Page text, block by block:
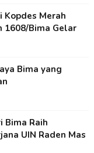
Kopdes Merah
1608/Bima Gelar
Bima yang
Bima Raih
UIN Raden Mas